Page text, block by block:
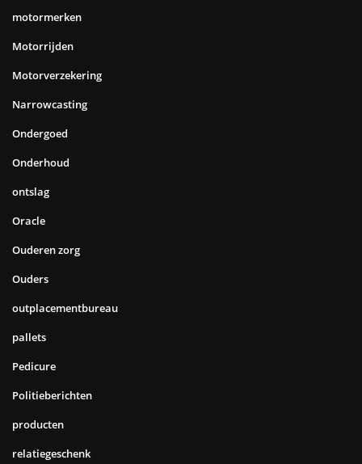
motormerken
Motorrijden
Motorverzekering
Narrowcasting
Ondergoed
Onderhoud
ontslag
Oracle
Ouderen zorg
Ouders
outplacementbureau
pallets
Pedicure
Politieberichten
producten
relatiegeschenk